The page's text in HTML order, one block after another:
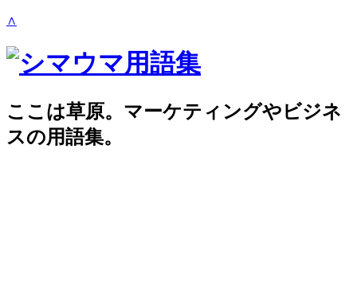
∧
ここは草原。マーケティングやビジネ
スの用語集。